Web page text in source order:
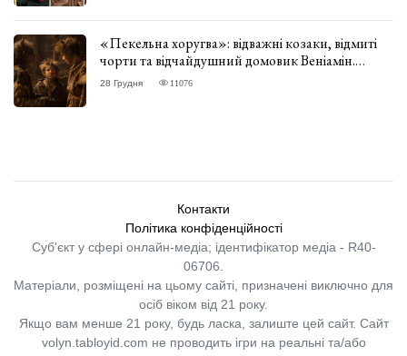
«Пекельна хоругва»: відважні козаки, відмиті
чорти та відчайдушний домовик Веніамін.
ВІДГУК
28 Грудня 11076
Контакти
Політика конфіденційності
Суб'єкт у сфері онлайн-медіа; ідентифікатор медіа - R40-
06706.
Матеріали, розміщені на цьому сайті, призначені виключно для
осіб віком від 21 року.
Якщо вам менше 21 року, будь ласка, залиште цей сайт. Сайт
volyn.tabloyid.com не проводить ігри на реальні та/або